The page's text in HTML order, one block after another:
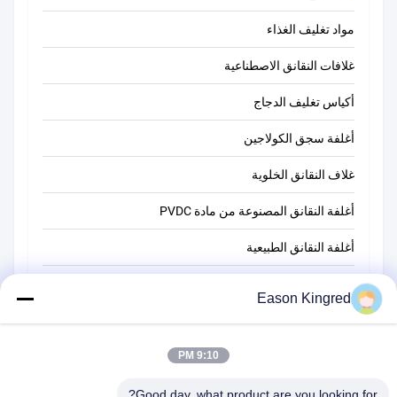
مواد تغليف الغذاء
غلافات النقانق الاصطناعية
أكياس تغليف الدجاج
أغلفة سجق الكولاجين
غلاف النقانق الخلوية
أغلفة النقانق المصنوعة من مادة PVDC
أغلفة النقانق الطبيعية
فيلم تغليف المواد الغذائية
Eason Kingred
9:10 PM